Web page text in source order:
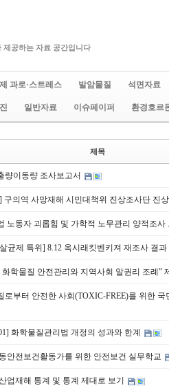
제공하는 자료 공간입니다
과로·스트레스 발암물질 석면자료
일반자료 이슈페이퍼 환경호르
제목
량이동량 조사보고서
구의역 사망재해 시민대책위 진상조사단 진
노동자 괴롭힘 및 가학적 노무관리 양적조사
균제 특위] 8.12 옥시래킷벤키져 재조사 결과
화학물질 안전관리와 지역사회 알권리 조례”
로부터 안전한 사회(TOXIC-FREE)를 위한 국
화학물질관리법 개정의 성과와 한계
안전보건활동가를 위한 안전보건 실무학교
업재해 통계 및 통계 제대로 보기